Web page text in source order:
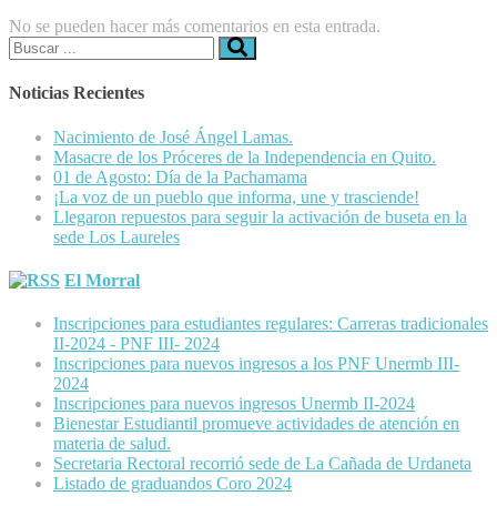
No se pueden hacer más comentarios en esta entrada.
Buscar:
Noticias Recientes
Nacimiento de José Ángel Lamas.
Masacre de los Próceres de la Independencia en Quito.
01 de Agosto: Día de la Pachamama
¡La voz de un pueblo que informa, une y trasciende!
Llegaron repuestos para seguir la activación de buseta en la
sede Los Laureles
El Morral
Inscripciones para estudiantes regulares: Carreras tradicionales
II-2024 - PNF III- 2024
Inscripciones para nuevos ingresos a los PNF Unermb III-
2024
Inscripciones para nuevos ingresos Unermb II-2024
Bienestar Estudiantil promueve actividades de atención en
materia de salud.
Secretaria Rectoral recorrió sede de La Cañada de Urdaneta
Listado de graduandos Coro 2024